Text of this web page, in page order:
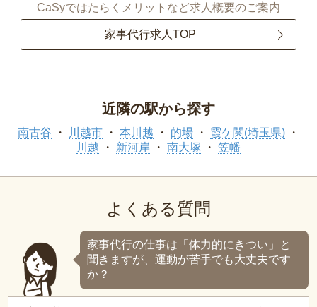
CaSyではたらくメリットなど求人概要のご案内
家事代行求人TOP
近隣の駅から探す
南古谷 川越市 本川越 的場
霞ケ関(埼玉県)
川越
新河岸 南大塚 笠幡
よくある質問
家事代行の仕事は「体力的にきつい」と
聞きますが、運動が苦手でも大丈夫です
か？